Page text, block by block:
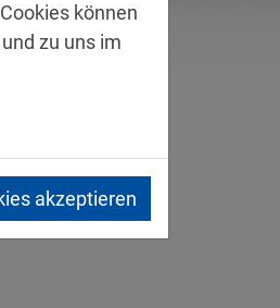
können
und zu uns im
akzeptieren